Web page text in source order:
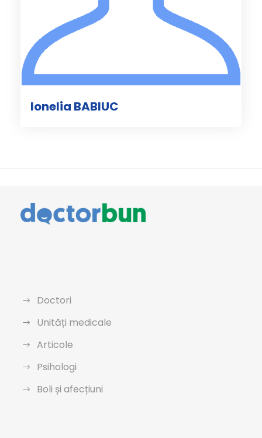
Ionelia BABIUC
Doctori
Unități medicale
Articole
Psihologi
Boli și afecțiuni